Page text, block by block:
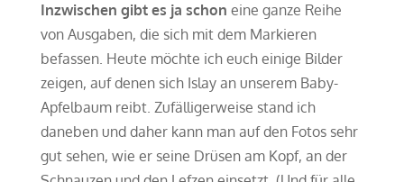
Inzwischen gibt es ja schon eine ganze Reihe
von Ausgaben, die sich mit dem Markieren
befassen. Heute möchte ich euch einige Bilder
zeigen, auf denen sich Islay an unserem Baby-
Apfelbaum reibt. Zufälligerweise stand ich
daneben und daher kann man auf den Fotos sehr
gut sehen, wie er seine Drüsen am Kopf, an der